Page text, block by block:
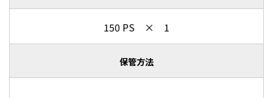
150 PS × 1
保管方法